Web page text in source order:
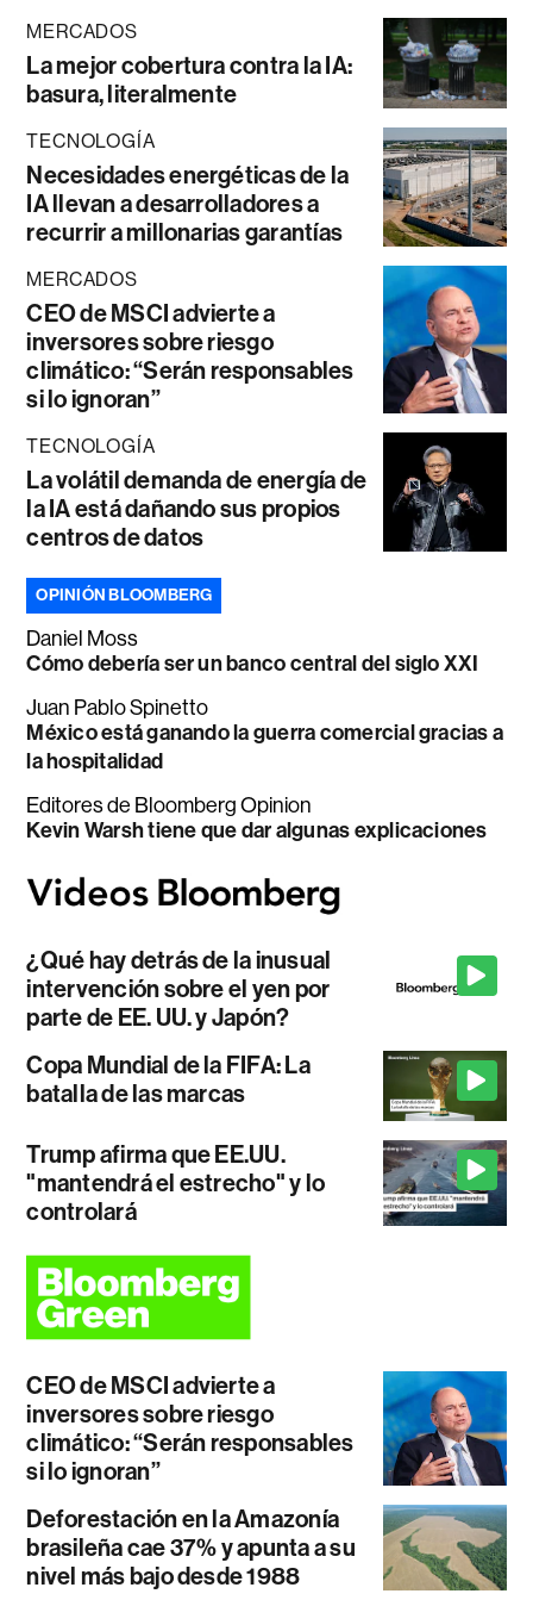
MERCADOS
La mejor cobertura contra la IA:
basura, literalmente
TECNOLOGÍA
Necesidades energéticas de la
IA llevan a desarrolladores a
recurrir a millonarias garantías
MERCADOS
CEO de MSCI advierte a
inversores sobre riesgo
climático: “Serán responsables
si lo ignoran”
TECNOLOGÍA
La volátil demanda de energía de
la IA está dañando sus propios
centros de datos
OPINIÓN BLOOMBERG
Daniel Moss
Cómo debería ser un banco central del siglo XXI
Juan Pablo Spinetto
México está ganando la guerra comercial gracias a
la hospitalidad
Editores de Bloomberg Opinion
Kevin Warsh tiene que dar algunas explicaciones
¿Qué hay detrás de la inusual
intervención sobre el yen por
parte de EE. UU. y Japón?
Copa Mundial de la FIFA: La
batalla de las marcas
Trump afirma que EE.UU.
"mantendrá el estrecho" y lo
controlará
CEO de MSCI advierte a
inversores sobre riesgo
climático: “Serán responsables
si lo ignoran”
Deforestación en la Amazonía
brasileña cae 37% y apunta a su
nivel más bajo desde 1988